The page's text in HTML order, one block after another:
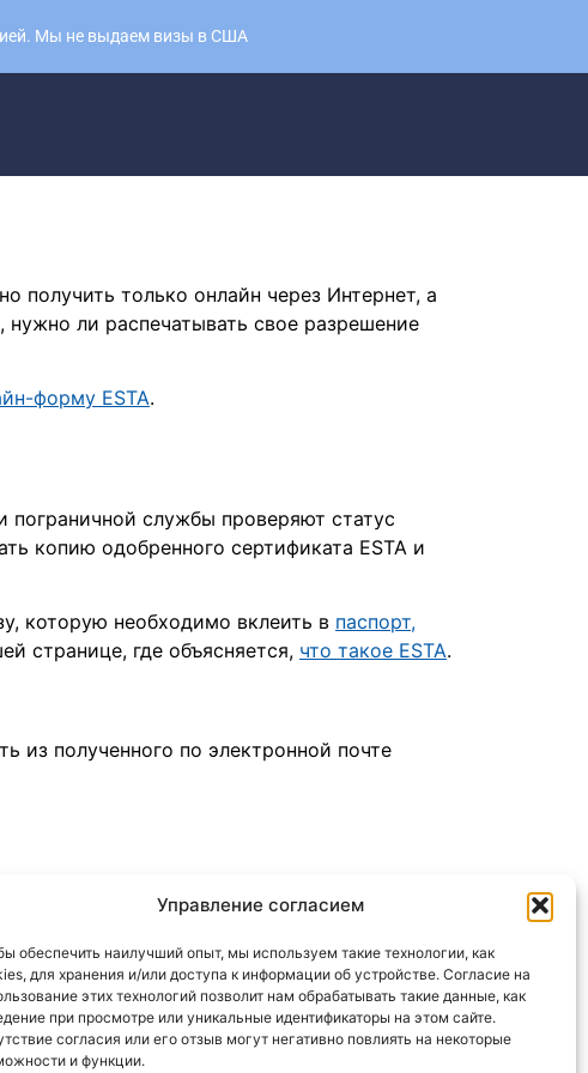
Управление согласием
обеспечить наилучший опыт, мы используем такие технологии, как
для хранения и/или доступа к информации об устройстве. Согласие на
этих технологий позволит нам обрабатывать такие данные, как
при просмотре или уникальные идентификаторы на этом сайте.
согласия или его отзыв могут негативно повлиять на некоторые
и функции.
Мы не выдаем визы в США
получить только онлайн через Интернет, а
ли распечатывать свое разрешение
форму ESTA.
службы проверяют статус
копию одобренного сертификата ESTA и
которую необходимо вклеить в паспорт,
странице, где объясняется, что такое ESTA.
из полученного по электронной почте
использования файлов cookie
нескольких языках. Мы являемся
нашего сайта — предоставить информацию
никаких личных данных посетителей